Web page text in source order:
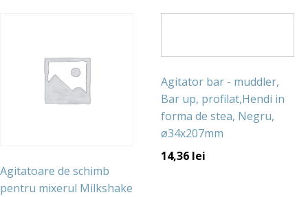
Agitatoare de schimb
pentru mixerul Milkshake
Agitator bar - muddler,
Bar up, profilat,Hendi in
forma de stea, Negru,
ø34x207mm
14,36 lei